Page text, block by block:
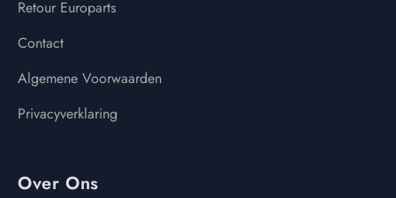
Retour Europarts
Contact
Algemene Voorwaarden
Privacyverklaring
Over Ons